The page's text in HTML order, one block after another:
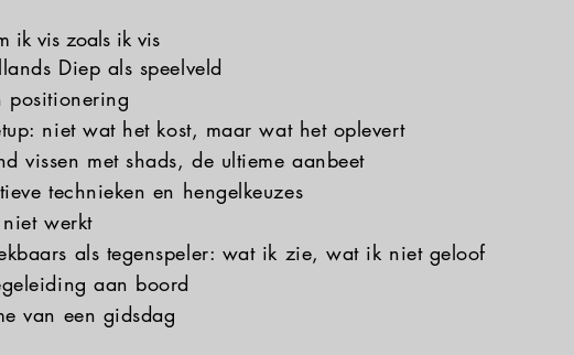
ik vis zoals ik vis
Diep als speelveld
positionering
niet wat het kost, maar wat het oplevert
vissen met shads, de ultieme aanbeet
technieken en hengelkeuzes
werkt
als tegenspeler: wat ik zie, wat ik niet geloof
aan boord
van een gidsdag